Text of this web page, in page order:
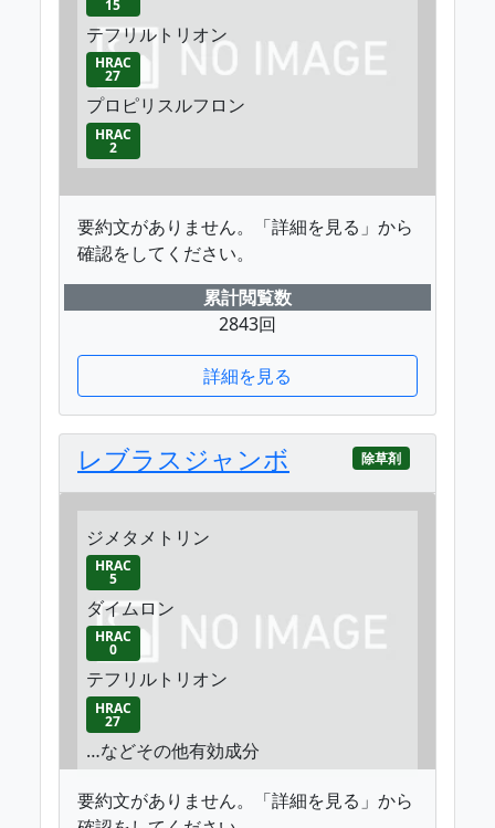
15
テフリルトリオン
HRAC
27
プロピリスルフロン
HRAC
2
要約文がありません。「詳細を見る」から
確認をしてください。
累計閲覧数
2843回
詳細を見る
レブラスジャンボ 除草剤
ジメタメトリン
HRAC
5
ダイムロン
HRAC
0
テフリルトリオン
HRAC
27
…などその他有効成分
要約文がありません。「詳細を見る」から